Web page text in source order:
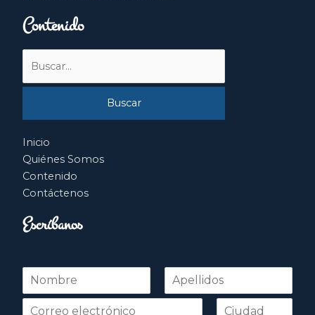
Contenido
por:
Inicio
Quiénes Somos
Contenido
Contáctenos
Escríbanos
N
m
Nombre Apellidos